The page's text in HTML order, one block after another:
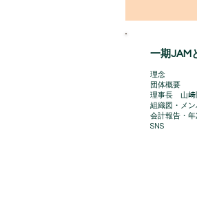
一期JAM
理念
団体概要
理事長 山﨑
組織図・メ
会計報告​・
SNS